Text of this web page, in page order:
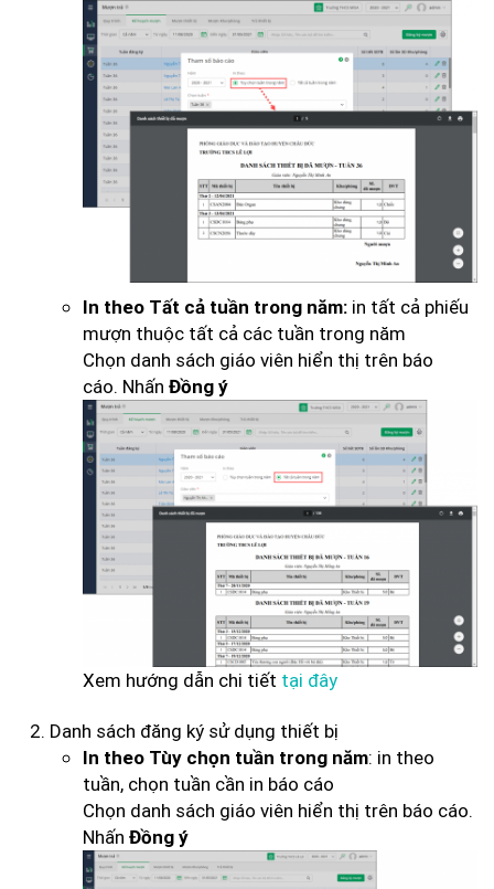
In theo Tất cả tuần trong năm: in tất cả phiếu
mượn thuộc tất cả các tuần trong năm
Chọn danh sách giáo viên hiển thị trên báo
cáo. Nhấn Đồng ý
Xem hướng dẫn chi tiết tại đây
Danh sách đăng ký sử dụng thiết bị
In theo Tùy chọn tuần trong năm: in theo
tuần, chọn tuần cần in báo cáo
Chọn danh sách giáo viên hiển thị trên báo cáo.
Nhấn Đồng ý